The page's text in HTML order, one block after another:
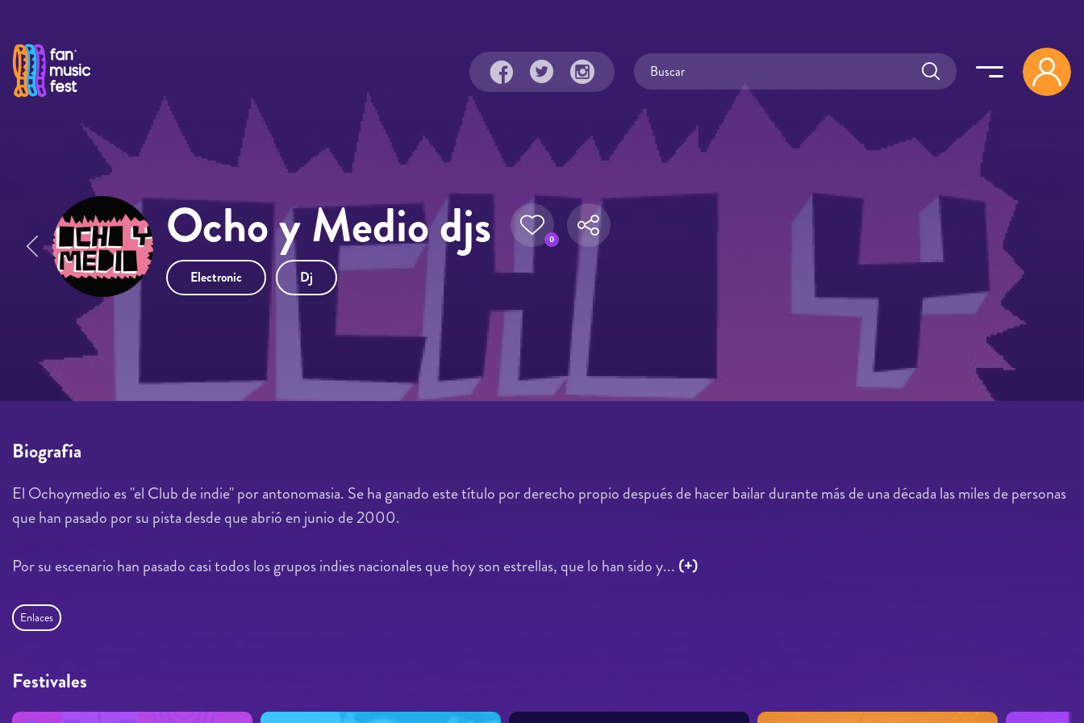
Ocho y Medio djs 0
Electronic Dj
Biografía
El Ochoymedio es "el Club de indie" por antonomasia. Se ha ganado este título por derecho propio después de hacer bailar durante más de una década las miles de personas
que han pasado por su pista desde que abrió en junio de 2000.
Por su escenario han pasado casi todos los grupos indies nacionales que hoy son estrellas, que lo han sido y... (+)
Enlaces
Festivales